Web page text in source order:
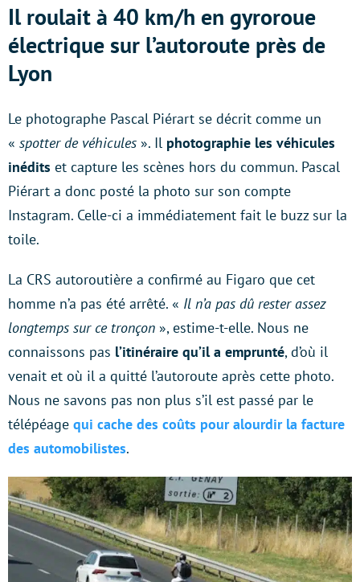
Il roulait à 40 km/h en gyroroue
électrique sur l’autoroute près de
Lyon
Le photographe Pascal Piérart se décrit comme un
« spotter de véhicules ». Il photographie les véhicules
inédits et capture les scènes hors du commun. Pascal
Piérart a donc posté la photo sur son compte
Instagram. Celle-ci a immédiatement fait le buzz sur la
toile.
La CRS autoroutière a confirmé au Figaro que cet
homme n’a pas été arrêté. « Il n’a pas dû rester assez
longtemps sur ce tronçon », estime-t-elle. Nous ne
connaissons pas l’itinéraire qu’il a emprunté, d’où il
venait et où il a quitté l’autoroute après cette photo.
Nous ne savons pas non plus s’il est passé par le
télépéage qui cache des coûts pour alourdir la facture
des automobilistes.